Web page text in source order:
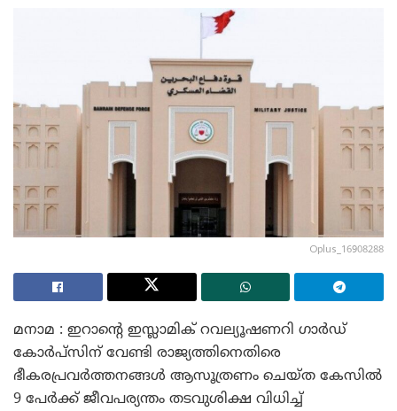
Oplus_16908288
മനാമ : ഇറാന്റെ ഇസ്ലാമിക് റവല്യൂഷണറി ഗാർഡ്
കോർപ്സിന് വേണ്ടി രാജ്യത്തിനെതിരെ
ഭീകരപ്രവർത്തനങ്ങൾ ആസൂത്രണം ചെയ്ത കേസിൽ
9 പേർക്ക് ജീവപര്യന്തം തടവുശിക്ഷ വിധിച്ച്